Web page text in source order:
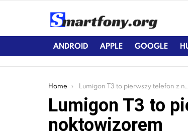
ANDROID APPLE GOOGLE
You are here:
Home Lumigon T3 to pierwszy telefon z noktowizorem
Lumigon T3 to
noktowizorem